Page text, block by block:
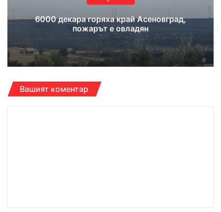
6000 декара горяха край Асеновград,
пожарът е овладян
Вашият коментар